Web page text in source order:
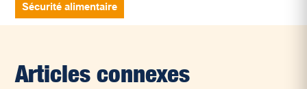
Sécurité alimentaire
Articles connexes